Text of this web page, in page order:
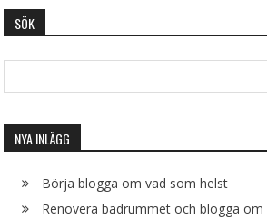
SÖK
NYA INLÄGG
Börja blogga om vad som helst
Renovera badrummet och blogga om